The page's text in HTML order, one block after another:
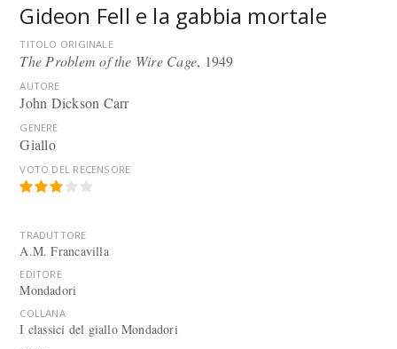
Gideon Fell e la gabbia mortale
TITOLO ORIGINALE
The Problem of the Wire Cage, 1949
AUTORE
John Dickson Carr
GENERE
Giallo
VOTO DEL RECENSORE
TRADUTTORE
A.M. Francavilla
EDITORE
Mondadori
COLLANA
I classici del giallo Mondadori